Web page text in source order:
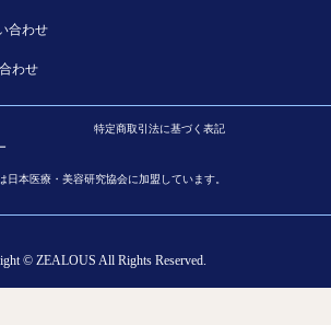
合わせ
わせ
特定商取引法に基づく表記
日本医療・美容研究協会に加盟しています。
© ZEALOUS All Rights Reserved.